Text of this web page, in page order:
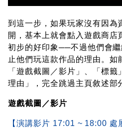
到這一步，如果玩家沒有因為
開，基本上就會點入遊戲商店
初步的好印象──不過他們會
止他們玩這款作品的理由。如
「遊戲截圖／影片」、「標
理由」，完全跳過主頁敘述部
遊戲截圖／影片
【演講影片 17:01 ~ 18:00 處